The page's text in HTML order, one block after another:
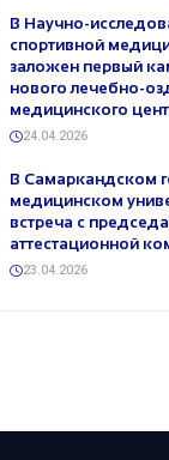
В Научно-
спортивной
заложен первый
нового лечебно-
медицинского
24.04.2026
В Самаркандском
медицинском
встреча с
аттестационной
23.04.2026